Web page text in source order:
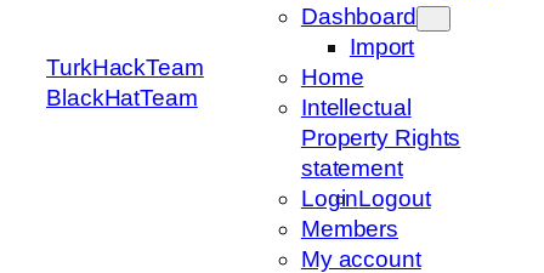
TurkHackTeam
BlackHatTeam
Dashboard
Import
Home
Intellectual
Property Rights
statement
LoginLogout
Members
My account